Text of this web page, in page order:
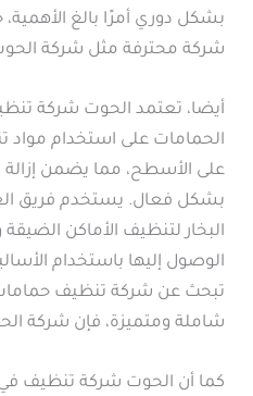
بشكل دوري أمرًا بالغ
شركة محترفة مثل شركة
أيضا، تعتمد الحوت شركة
الحمامات على استخدام مواد
على الأسطح، مما يضمن إزالة
بشكل فعال. يستخدم فريق
البخار لتنظيف الأماكن
الوصول إليها باستخدام
تبحث عن شركة تنظيف
شاملة ومتميزة، فإن شركة
كما أن الحوت شركة تنظيف